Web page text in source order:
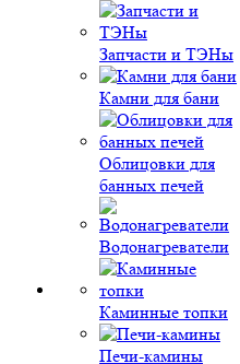
Запчасти и ТЭНы
Камни для бани
Облицовки для
банных печей
Водонагреватели
Каминные топки
Печи-камины